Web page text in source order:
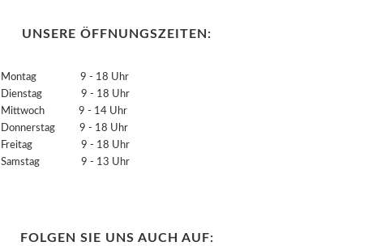
UNSERE ÖFFNUNGSZEITEN:
Montag 9 - 18 Uhr
Dienstag 9 - 18 Uhr
Mittwoch 9 - 14 Uhr
Donnerstag 9 - 18 Uhr
Freitag 9 - 18 Uhr
Samstag 9 - 13 Uhr
FOLGEN SIE UNS AUCH AUF: